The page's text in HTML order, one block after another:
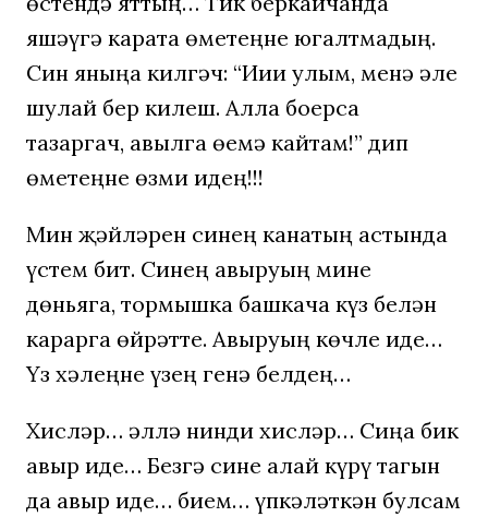
яшәүгә карата өметеңне югалтмадың.
Син яныңа килгәч: “Иии улым, менә әле
шулай бер килеш. Алла боерса
тазаргач, авылга өемә кайтам!” дип
өметеңне өзми идең!!!
Мин җәйләрен синең канатың астында
үстем бит. Синең авыруың мине
дөньяга, тормышка башкача күз белән
карарга өйрәтте. Авыруың көчле иде…
Үз хәлеңне үзең генә белдең…
Хисләр… әллә нинди хисләр… Сиңа бик
авыр иде… Безгә сине алай күрү тагын
да авыр иде… Әбием… үпкәләткән булсам